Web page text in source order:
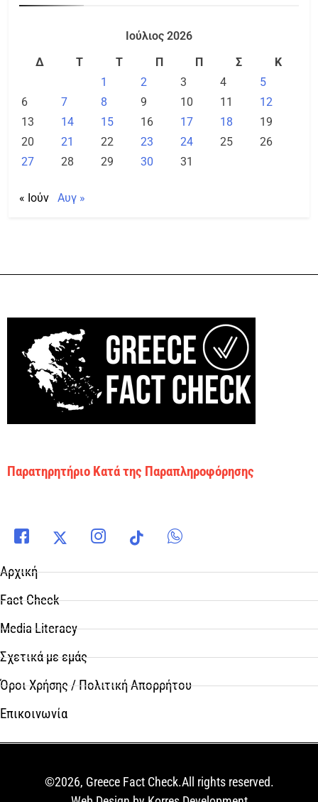
Ιούλιος 2026
Δ
Τ Τ Π Π Σ
Κ
1
2 3 4
5
6
7 8 9 10 11
12
13
14 15 16 17 18
19
20
21 22 23 24 25
26
27
28 29 30 31
« Ιούν Αυγ »
Παρατηρητήριο Κατά της Παραπληροφόρησης
Αρχική
Fact Check
Media Literacy
Σχετικά με εμάς
Όροι Χρήσης / Πολιτική Απορρήτου
Επικοινωνία
©2026, Greece Fact Check.All rights reserved.